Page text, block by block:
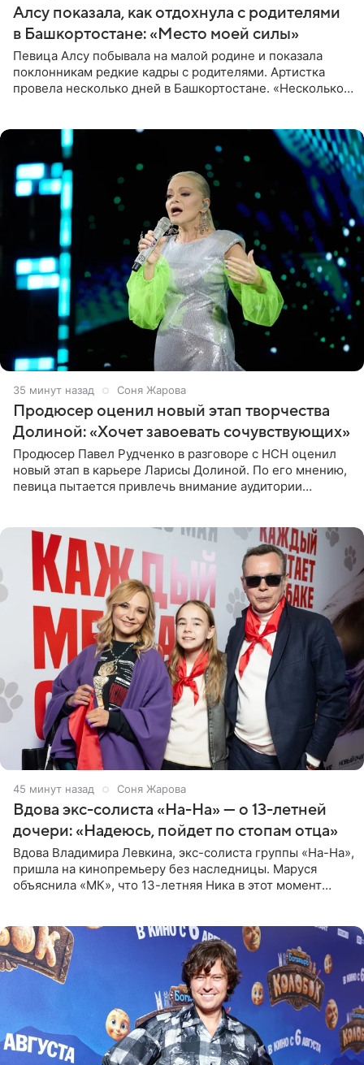
Алсу показала, как отдохнула с родителями
в Башкортостане: «Место моей силы»
Певица Алсу побывала на малой родине и показала
поклонникам редкие кадры с родителями. Артистка
провела несколько дней в Башкортостане. «Несколько
35 минут назад Соня Жарова
Продюсер оценил новый этап творчества
Долиной: «Хочет завоевать сочувствующих»
Продюсер Павел Рудченко в разговоре с НСН оценил
новый этап в карьере Ларисы Долиной. По его мнению,
певица пытается привлечь внимание аудитории
45 минут назад Соня Жарова
Вдова экс-солиста «На-На» — о 13-летней
дочери: «Надеюсь, пойдет по стопам отца»
Вдова Владимира Левкина, экс-солиста группы «На-На»,
пришла на кинопремьеру без наследницы. Маруся
объяснила «МК», что 13-летняя Ника в этот момент